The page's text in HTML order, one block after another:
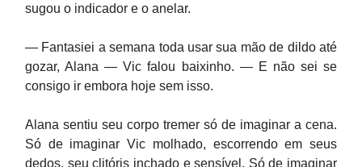
sugou o indicador e o anelar.
— Fantasiei a semana toda usar sua mão de dildo até
gozar, Alana — Vic falou baixinho. — E não sei se
consigo ir embora hoje sem isso.
Alana sentiu seu corpo tremer só de imaginar a cena.
Só de imaginar Vic molhado, escorrendo em seus
dedos, seu clitóris inchado e sensível. Só de imaginar